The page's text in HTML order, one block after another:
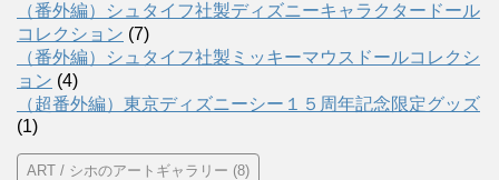
（番外編）シュタイフ社製ディズニーキャラクタードール
コレクション (7)
（番外編）シュタイフ社製ミッキーマウスドールコレクシ
ョン (4)
（超番外編）東京ディズニーシー１５周年記念限定グッズ
(1)
ART / シホのアートギャラリー (8)